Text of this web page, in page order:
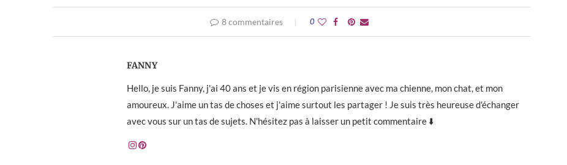
8 commentaires 0
FANNY
Hello, je suis Fanny, j'ai 40 ans et je vis en région parisienne avec ma chienne, mon chat, et mon
amoureux. J'aime un tas de choses et j'aime surtout les partager ! Je suis très heureuse d'échanger
avec vous sur un tas de sujets. N'hésitez pas à laisser un petit commentaire ⬇️